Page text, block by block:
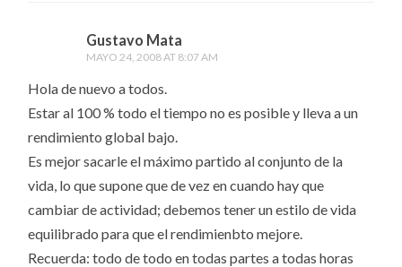
Gustavo Mata
MAYO 24, 2008 AT 8:07 AM
Hola de nuevo a todos.
Estar al 100 % todo el tiempo no es posible y lleva a un
rendimiento global bajo.
Es mejor sacarle el máximo partido al conjunto de la
vida, lo que supone que de vez en cuando hay que
cambiar de actividad; debemos tener un estilo de vida
equilibrado para que el rendimienbto mejore.
Recuerda: todo de todo en todas partes a todas horas